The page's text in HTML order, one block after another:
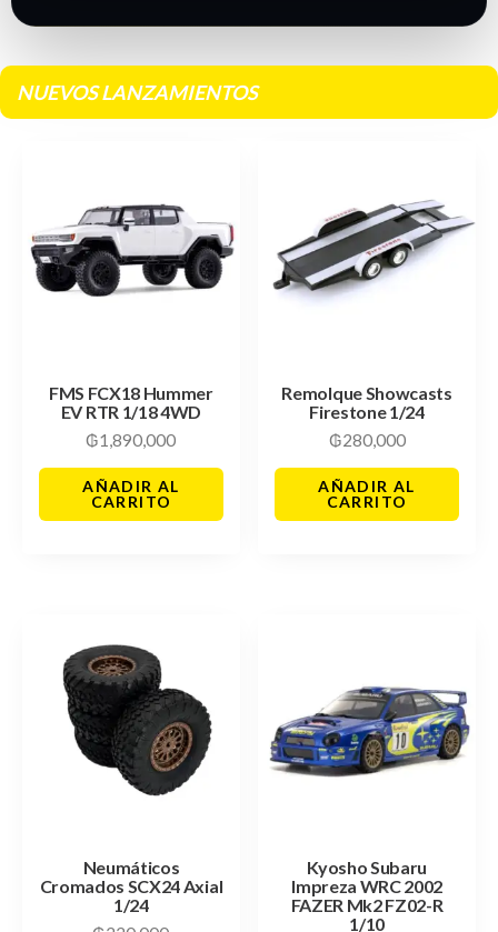
NUEVOS LANZAMIENTOS
FMS FCX18 Hummer
EV RTR 1/18 4WD
₲1,890,000
AÑADIR AL
CARRITO
Remolque Showcasts
Firestone 1/24
₲280,000
AÑADIR AL
CARRITO
Neumáticos
Cromados SCX24 Axial
1/24
Kyosho Subaru
Impreza WRC 2002
FAZER Mk2 FZ02-R
1/10